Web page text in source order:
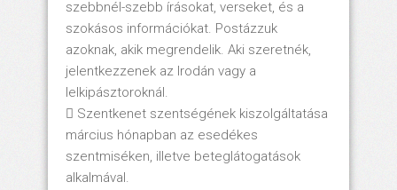
szebbnél-szebb írásokat, verseket, és a
szokásos információkat. Postázzuk
azoknak, akik megrendelik. Aki szeretnék,
jelentkezzenek az Irodán vagy a
lelkipásztoroknál.
 Szentkenet szentségének kiszolgáltatása
március hónapban az esedékes
szentmiséken, illetve beteglátogatások
alkalmával.